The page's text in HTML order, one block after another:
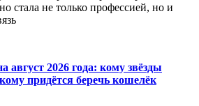
стала не только профессией, но и
август 2026 года: кому звёзды
придётся беречь кошелёк